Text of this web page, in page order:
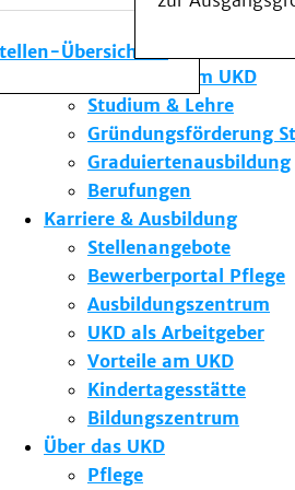
Übersicht
Die Institute des UKD
Forschung am UKD
Studium & Lehre
Gründungsförderung
Graduiertenausbildung
Berufungen
Karriere & Ausbildung
Stellenangebote
Bewerberportal Pflege
Ausbildungszentrum
UKD als Arbeitgeber
Vorteile am UKD
Kindertagesstätte
Bildungszentrum
Über das UKD
Pflege